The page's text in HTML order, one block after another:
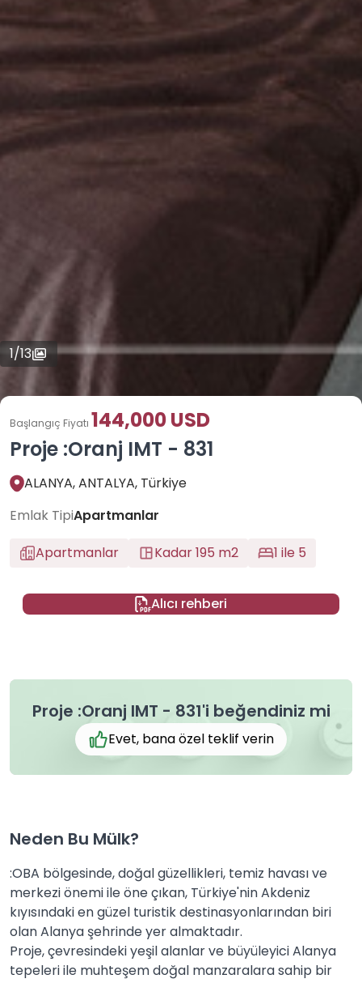
1/13
Proje :Oranj IMT - 831
Başlangıç Fiyatı 144,000 USD
ALANYA, ANTALYA, Türkiye
Emlak TipiApartmanlar
Apartmanlar
Kadar 195 m2 1 ile 5
Alıcı rehberi
Proje :Oranj IMT - 831'i beğendiniz mi
Evet, bana özel teklif verin
Neden Bu Mülk?
:OBA bölgesinde, doğal güzellikleri, temiz havası ve
merkezi önemi ile öne çıkan, Türkiye'nin Akdeniz
kıyısındaki en güzel turistik destinasyonlarından biri
olan Alanya şehrinde yer almaktadır.
Proje, çevresindeki yeşil alanlar ve büyüleyici Alanya
tepeleri ile muhteşem doğal manzaralara sahip bir